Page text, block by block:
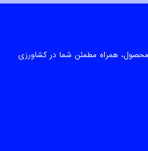
محصول، همراه مطمئن شما در کشاورزی